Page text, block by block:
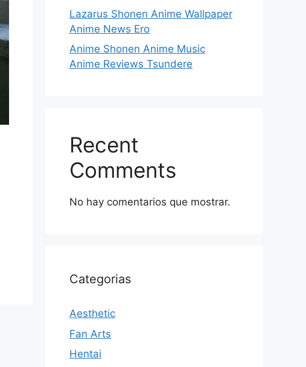
Lazarus Shonen Anime Wallpaper
Anime News Ero
Anime Shonen Anime Music
Anime Reviews Tsundere
Recent
Comments
No hay comentarios que mostrar.
Categorias
Aesthetic
Fan Arts
Hentai